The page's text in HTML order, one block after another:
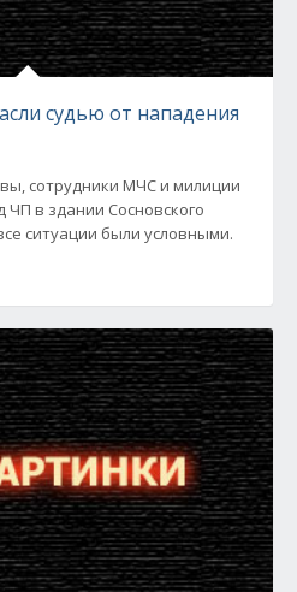
судью от нападения
сотрудники МЧС и милиции
в здании Сосновского
ситуации были условными.